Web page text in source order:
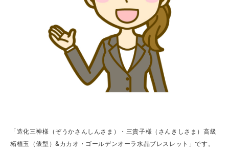
「造化三神様（ぞうかさんしんさま）・三貴子様（さんきしさま）高級
柘植玉（俵型）&カカオ・ゴールデンオーラ水晶ブレスレット」です。